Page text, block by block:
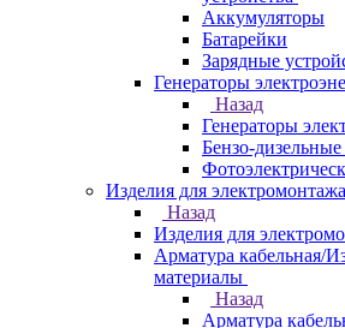
Аккумуляторы
Батарейки
Зарядные
Генераторы
Назад
Генераторы
Бензо-
Изделия для электромонтажа
Назад
Изделия для
Арматура кабельная/
материалы
Назад
Арматура